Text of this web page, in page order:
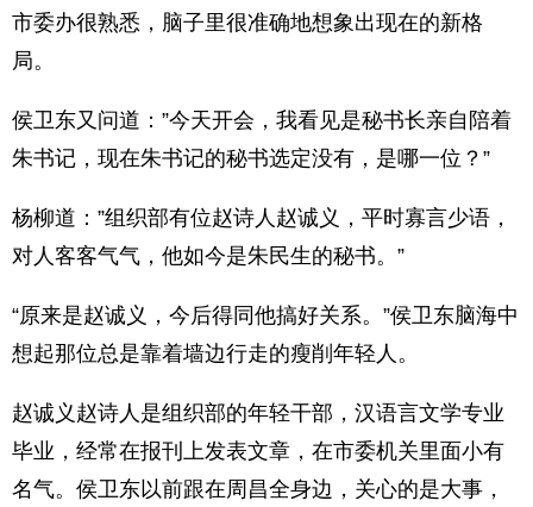
市委办很熟悉，脑子里很准确地想象出现在的新格
局。
侯卫东又问道：”今天开会，我看见是秘书长亲自陪着
朱书记，现在朱书记的秘书选定没有，是哪一位？”
杨柳道：”组织部有位赵诗人赵诚义，平时寡言少语，
对人客客气气，他如今是朱民生的秘书。”
“原来是赵诚义，今后得同他搞好关系。”侯卫东脑海中
想起那位总是靠着墙边行走的瘦削年轻人。
赵诚义赵诗人是组织部的年轻干部，汉语言文学专业
毕业，经常在报刊上发表文章，在市委机关里面小有
名气。侯卫东以前跟在周昌全身边，关心的是大事，